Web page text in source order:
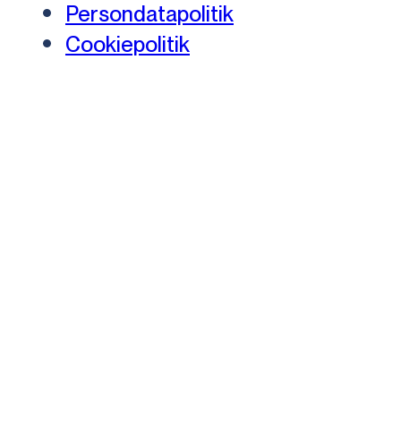
Persondatapolitik
Cookiepolitik